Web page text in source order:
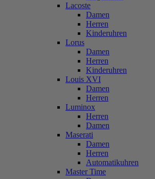
Lacoste
Damen
Herren
Kinderuhren
Lorus
Damen
Herren
Kinderuhren
Louis XVI
Damen
Herren
Luminox
Herren
Damen
Maserati
Damen
Herren
Automatikuhren
Master Time